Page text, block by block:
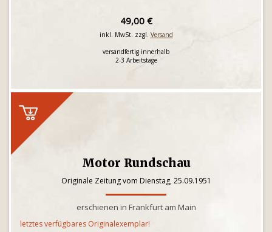
49,00 €
inkl. MwSt. zzgl. Versand
versandfertig innerhalb
2-3 Arbeitstage
Motor Rundschau
Originale Zeitung vom Dienstag, 25.09.1951
erschienen in Frankfurt am Main
letztes verfügbares Originalexemplar!